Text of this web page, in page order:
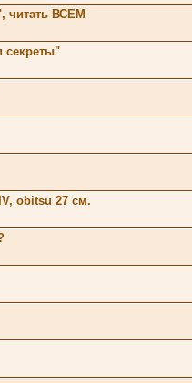
читать ВСЕМ
секреты"
obitsu 27 см.